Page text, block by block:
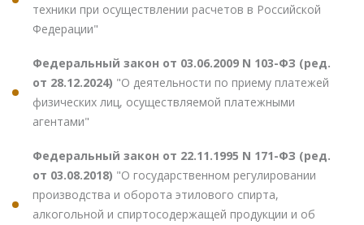
техники при осуществлении расчетов в Российской
Федерации"
Федеральный закон от 03.06.2009 N 103-ФЗ (ред.
от 28.12.2024) "О деятельности по приему платежей
физических лиц, осуществляемой платежными
агентами"
Федеральный закон от 22.11.1995 N 171-ФЗ (ред.
от 03.08.2018) "О государственном регулировании
производства и оборота этилового спирта,
алкогольной и спиртосодержащей продукции и об